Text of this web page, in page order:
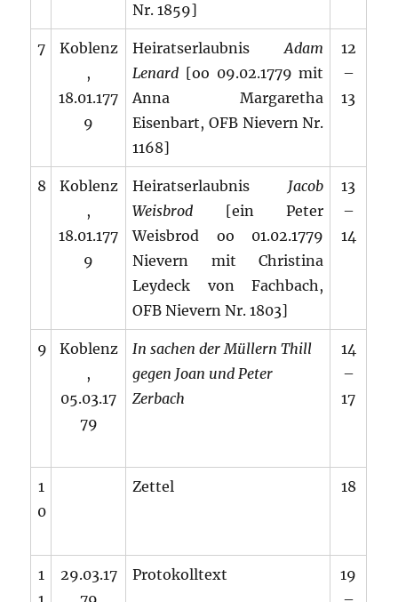
Nr. 1859]
7
Koblenz
,
18.01.177
9
HeiratserlaubnisAdam
Lenard [oo 09.02.1779 mit
Anna Margaretha
Eisenbart, OFB Nievern Nr.
1168]
12
–
13
8
Koblenz
,
18.01.177
9
Heiratserlaubnis Jacob
Weisbrod [ein Peter
Weisbrod oo 01.02.1779
Nievern mit Christina
Leydeck von Fachbach,
OFB Nievern Nr. 1803]
13
–
14
9
Koblenz
,
05.03.17
79
In sachen der Müllern Thill
gegen Joan und Peter
Zerbach
14
–
17
1
0
Zettel 18
1
29.03.17
Protokolltext
19